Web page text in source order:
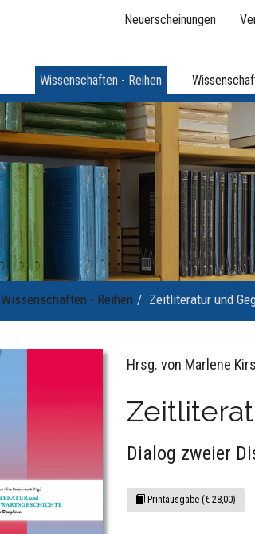
Neuerscheinungen
Wissenschaften - Reihen
Wissenschaften - Reihen Zeitliteratur und
Hrsg. von Marlene
Dialog zweier
Printausgabe (€ 28,00)